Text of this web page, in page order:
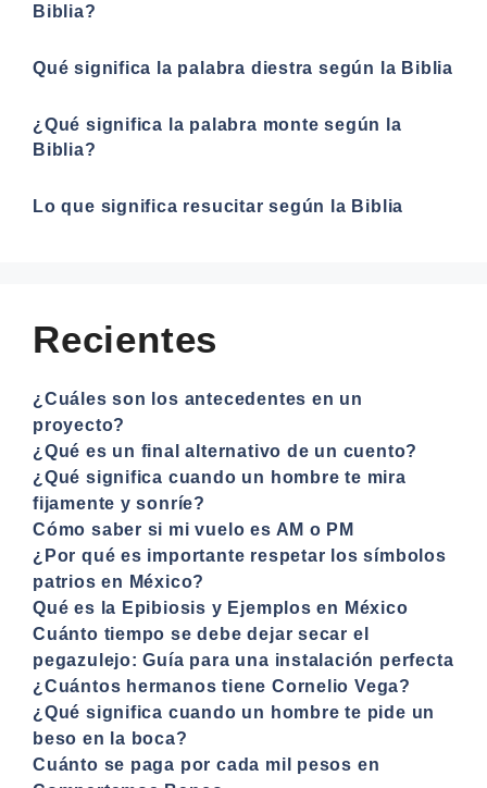
Biblia?
Qué significa la palabra diestra según la Biblia
¿Qué significa la palabra monte según la
Biblia?
Lo que significa resucitar según la Biblia
Recientes
¿Cuáles son los antecedentes en un
proyecto?
¿Qué es un final alternativo de un cuento?
¿Qué significa cuando un hombre te mira
fijamente y sonríe?
Cómo saber si mi vuelo es AM o PM
¿Por qué es importante respetar los símbolos
patrios en México?
Qué es la Epibiosis y Ejemplos en México
Cuánto tiempo se debe dejar secar el
pegazulejo: Guía para una instalación perfecta
¿Cuántos hermanos tiene Cornelio Vega?
¿Qué significa cuando un hombre te pide un
beso en la boca?
Cuánto se paga por cada mil pesos en